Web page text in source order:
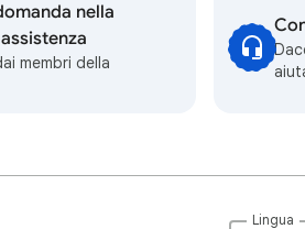
nella
membri della
Lingua